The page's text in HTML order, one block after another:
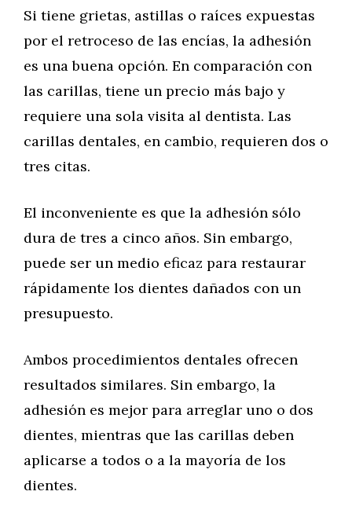
Si tiene grietas, astillas o raíces expuestas
por el retroceso de las encías, la adhesión
es una buena opción. En comparación con
las carillas, tiene un precio más bajo y
requiere una sola visita al dentista. Las
carillas dentales, en cambio, requieren dos o
tres citas.
El inconveniente es que la adhesión sólo
dura de tres a cinco años. Sin embargo,
puede ser un medio eficaz para restaurar
rápidamente los dientes dañados con un
presupuesto.
Ambos procedimientos dentales ofrecen
resultados similares. Sin embargo, la
adhesión es mejor para arreglar uno o dos
dientes, mientras que las carillas deben
aplicarse a todos o a la mayoría de los
dientes.